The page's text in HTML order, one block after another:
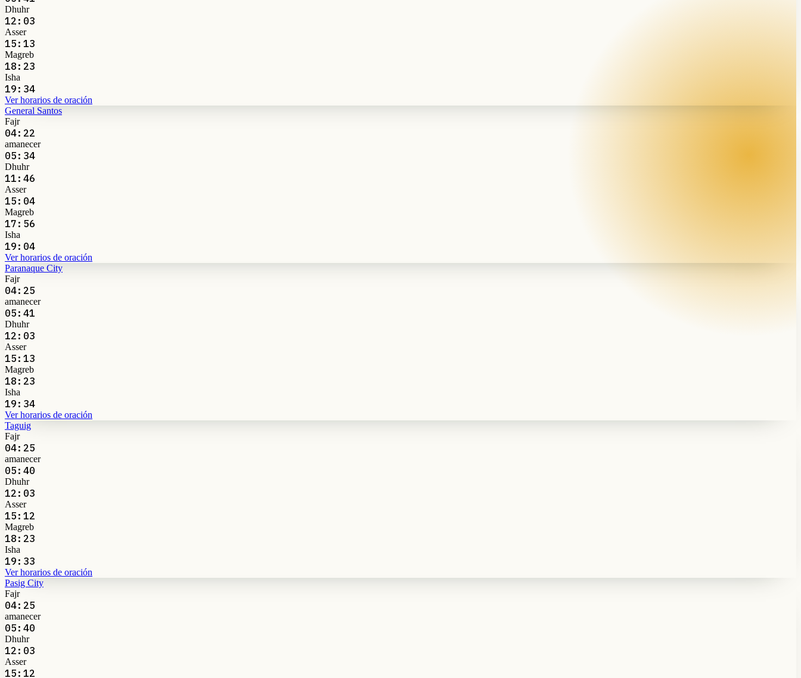
Dhuhr
12:03
Asser
15:13
Magreb
18:23
Isha
19:34
Ver horarios de oración
General Santos
Fajr
04:22
amanecer
05:34
Dhuhr
11:46
Asser
15:04
Magreb
17:56
Isha
19:04
Ver horarios de oración
Paranaque City
Fajr
04:25
amanecer
05:41
Dhuhr
12:03
Asser
15:13
Magreb
18:23
Isha
19:34
Ver horarios de oración
Taguig
Fajr
04:25
amanecer
05:40
Dhuhr
12:03
Asser
15:12
Magreb
18:23
Isha
19:33
Ver horarios de oración
Pasig City
Fajr
04:25
amanecer
05:40
Dhuhr
12:03
Asser
15:12